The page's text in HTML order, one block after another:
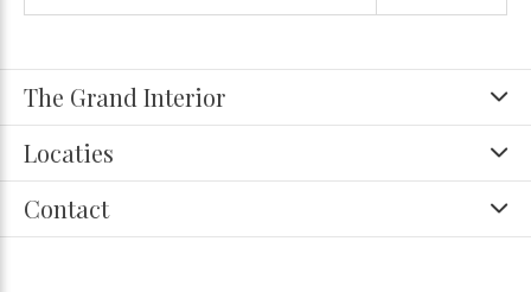
The Grand Interior
Locaties
Contact